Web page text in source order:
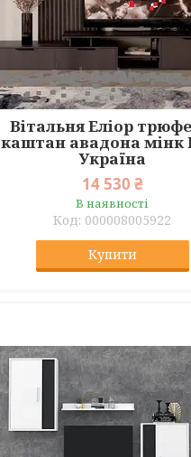
Вітальня Еліор
каштан авадона
Україна
14 530 ₴
В наявності
000008005922
Купити